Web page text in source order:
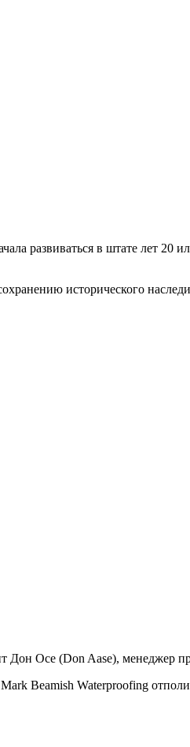
в штате лет 20
исторического
Осе (Don Aase), менеджер
Beamish Waterproofing